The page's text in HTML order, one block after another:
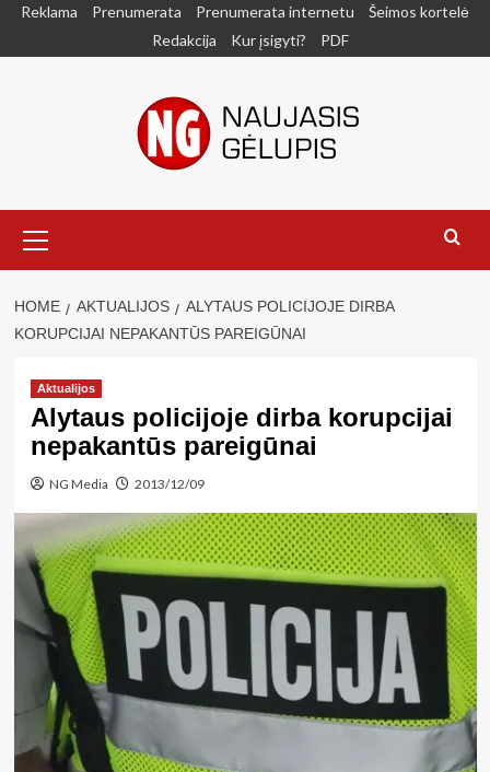
SkipReklama Prenumerata Prenumerata internetu
Šeimos kortelė
Redakcija
Kur įsigyti? PDF
Menu
HOME AKTUALIJOS
ALYTAUS POLICIJOJE DIRBA
KORUPCIJAI NEPAKANTŪS PAREIGŪNAI
Aktualijos
Alytaus policijoje dirba korupcijai
nepakantūs pareigūnai
NG Media 2013/12/09